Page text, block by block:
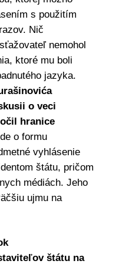
s použitím
Nič
nemohol
ktoré mu boli
jazyka.
o veci
hranice
o formu
vyhlásenie
štátu, pričom
médiách. Jeho
ujmu na
štátu na